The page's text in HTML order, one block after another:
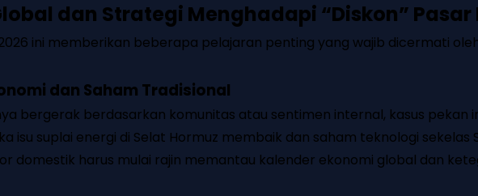
dan Strategi Menghadapi “Diskon” Pasar
ini memberikan beberapa pelajaran penting yang wajib dicermati
dan Saham Tradisional
bergerak berdasarkan komunitas atau sentimen internal, kasus pekan
suplai energi di Selat Hormuz membaik dan saham teknologi sekelas
domestik harus mulai rajin memantau kalender ekonomi global dan